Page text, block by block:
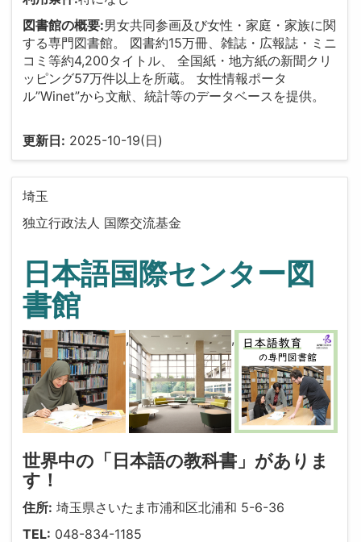
図書館の概要:男女共同参画及び女性・家庭・家族に関
する専門図書館。 図書約15万冊、雑誌・広報誌・ミニ
コミ等約4,200タイトル、 全国紙・地方紙の新聞クリ
ッピング57万件以上を所蔵。 女性情報ポータ
ル”Winet”から文献、統計等のデータベースを提供。
更新日: 2025-10-19(日)
埼玉
独立行政法人 国際交流基金
日本語国際センター図
書館
, ,
世界中の「日本語の教科書」がありま
す！
住所: 埼玉県さいたま市浦和区北浦和 5-6-36
TEL: 048-834-1185